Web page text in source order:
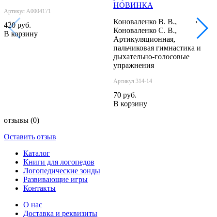
Артикул А0004171
420 руб.
В корзину
НОВИНКА
Коноваленко В. В.,
Коноваленко С. В.,
Артикуляционная,
пальчиковая гимнастика и
дыхательно-голосовые
упражнения
Артикул 314-14
70 руб.
В корзину
‹ ›
отзывы (0)
Оставить отзыв
Каталог
Книги для логопедов
Логопедические зонды
Развивающие игры
Контакты
О нас
Доставка и реквизиты